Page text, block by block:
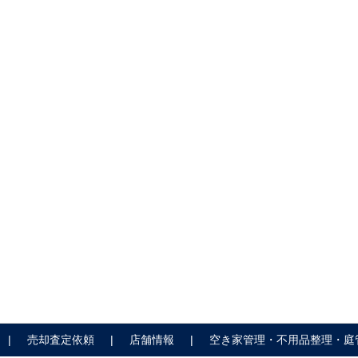
売却査定依頼 店舗情報 空き家管理・不用品整理・庭